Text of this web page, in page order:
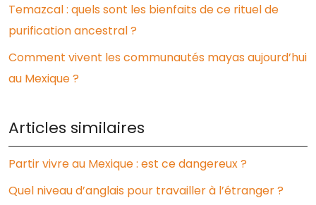
Temazcal : quels sont les bienfaits de ce rituel de
purification ancestral ?
Comment vivent les communautés mayas aujourd’hui
au Mexique ?
Articles similaires
Partir vivre au Mexique : est ce dangereux ?
Quel niveau d’anglais pour travailler à l’étranger ?